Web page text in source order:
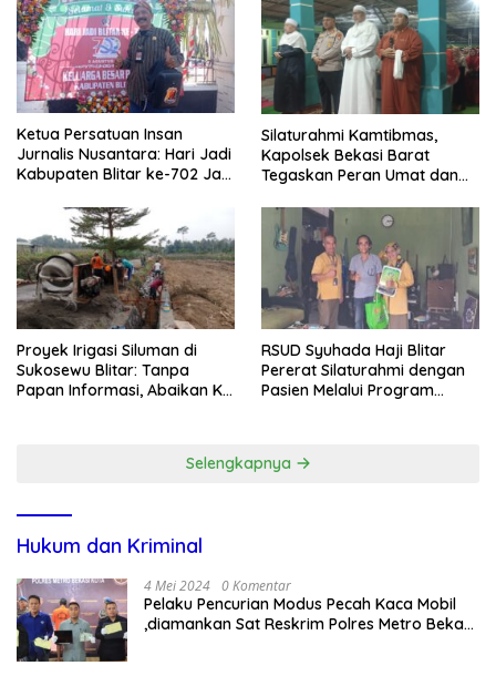
Ketua Persatuan Insan
Jurnalis Nusantara: Hari Jadi
Kabupaten Blitar ke-702 Jadi
Pembangunan
Silaturahmi Kamtibmas,
Kapolsek Bekasi Barat
Tegaskan Peran Umat dan
Kondusivitas Wilayah
Proyek Irigasi Siluman di
Sukosewu Blitar: Tanpa
Papan Informasi, Abaikan K3,
RSUD Syuhada Haji Blitar
Pererat Silaturahmi dengan
Pasien Melalui Program
Selengkapnya
Hukum dan Kriminal
4 Mei 2024 0 Komentar
Pelaku Pencurian Modus Pecah Kaca Mobil
,diamankan Sat Reskrim Polres Metro Bekasi